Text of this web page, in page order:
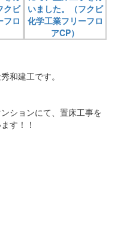
和建工です。
ションにて、置床工事を
す！！